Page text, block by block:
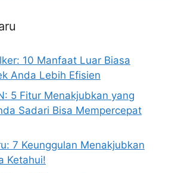
10 Manfaat Luar Biasa
Anda Lebih Efisien
5 Fitur Menakjubkan yang
Sadari Bisa Mempercepat
7 Keunggulan Menakjubkan
Ketahui!